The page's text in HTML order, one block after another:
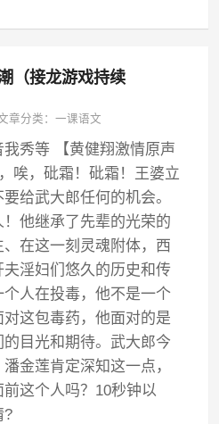
（接龙游戏持续
章分类：一课语文
秀等 【黄健翔激情原声
唉，砒霜！砒霜！王婆立
给武大郎任何的机会。
他继承了先辈的光荣的
在这一刻灵魂附体，西
淫妇们悠久的历史和传
人在投毒，他不是一个
这包毒药，他面对的是
目光和期待。武大郎今
金莲肯定深知这一点，
这个人吗？10秒钟以
?